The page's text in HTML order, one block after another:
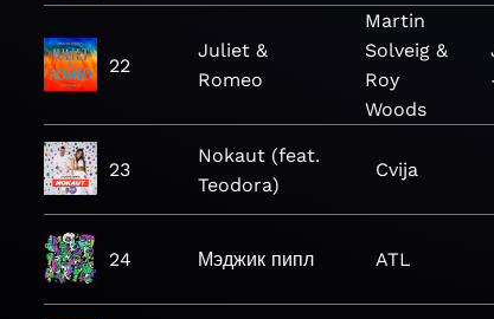
22
Juliet &
Romeo
Martin
Solveig &
Roy
Woods
23
Nokaut (feat.
Teodora)
Cvija
24 Мэджик пипл ATL